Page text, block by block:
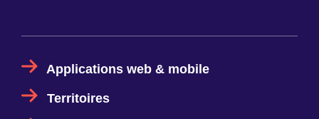
Applications web & mobile
Territoires